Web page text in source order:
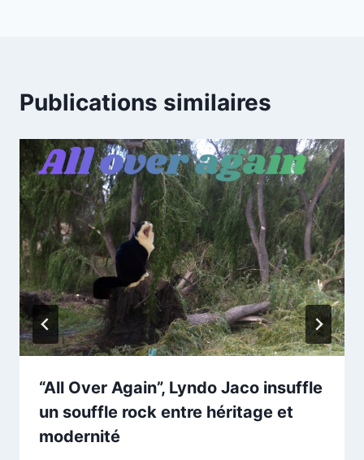
Publications similaires
“All Over Again”, Lyndo Jaco insuffle
un souffle rock entre héritage et
modernité